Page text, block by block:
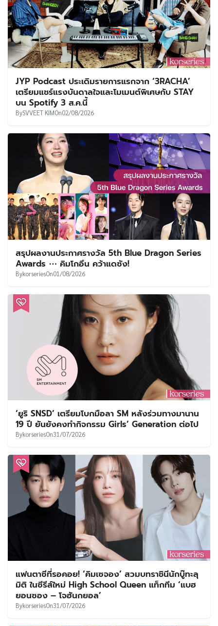
JYP Podcast ประเดิมรายการแรกจาก ‘3RACHA’
เตรียมแชร์แรงบันดาลใจและโมเมนต์พิเศษกับ STAY
บน Spotify 3 ส.ค.นี้
BySVVEET KIMOn02/08/2026
สรุปผลงานประกาศรางวัล 5th Blue Dragon Series
Awards ⋯ คิมโกอึน คว้าแดซัง!
BykorseriesOn01/08/2026
‘ยูริ SNSD’ เตรียมโบกมือลา SM หลังร่วมทางมานาน
19 ปี ยันยังคงทำกิจกรรม Girls’ Generation ต่อไป
BykorseriesOn31/07/2026
แฟนตาซีที่รอคอย! ‘คิมเซจอง’ สวมบทราชินีนักบู๊ทะลุ
มิติ ในซีรีส์ใหม่ High School Queen แท็กทีม ‘แบฮ
ยอนซอง – โจฮันกยอล’
BykorseriesOn31/07/2026